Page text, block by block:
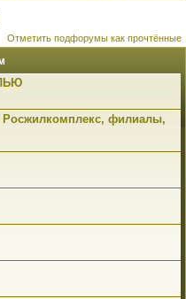
Отметить подфорумы как прочтённые
филиалы,